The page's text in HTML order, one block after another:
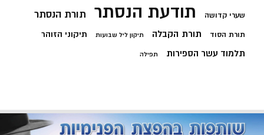
שערי קדושה תודעת הנסתר תורת הנסתר
תורת הסוד תורת הקבלה תיקון ליל שבועות תיקוני הזוהר
תלמוד עשר הספירות תפילה